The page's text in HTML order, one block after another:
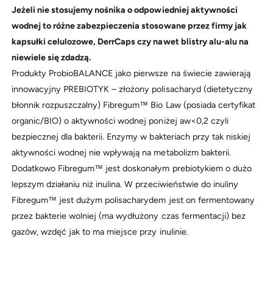
Jeżeli nie stosujemy nośnika o odpowiedniej aktywności
wodnej to różne zabezpieczenia stosowane przez firmy jak
kapsułki celulozowe, DerrCaps czy nawet blistry alu-alu na
niewiele się zdadzą.
Produkty ProbioBALANCE jako pierwsze na świecie zawierają
innowacyjny PREBIOTYK – złożony polisacharyd (dietetyczny
błonnik rozpuszczalny) Fibregum™ Bio Law (posiada certyfikat
organic/BIO) o aktywności wodnej poniżej aw<0,2 czyli
bezpiecznej dla bakterii. Enzymy w bakteriach przy tak niskiej
aktywności wodnej nie wpływają na metabolizm bakterii.
Dodatkowo Fibregum™ jest doskonałym prebiotykiem o dużo
lepszym działaniu niż inulina. W przeciwieństwie do inuliny
Fibregum™ jest dużym polisacharydem jest on fermentowany
przez bakterie wolniej (ma wydłużony czas fermentacji) bez
gazów, wzdęć jak to ma miejsce przy inulinie.